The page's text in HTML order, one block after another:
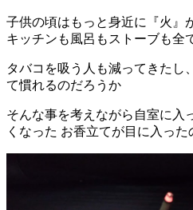
子供の頃はもっと身近に『火』
キッチンも風呂もストーブも全
タバコを吸う人も減ってきたし
て慣れるのだろうか
そんな事を考えながら自室に入
くなった お香立てが目に入っ